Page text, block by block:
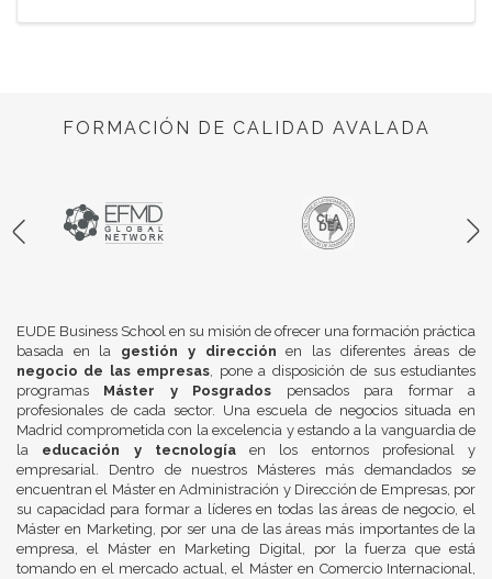
FORMACIÓN DE CALIDAD AVALADA
EUDE Business School en su misión de ofrecer una formación práctica
basada en la gestión y dirección en las diferentes áreas de
negocio de las empresas, pone a disposición de sus estudiantes
programas Máster y Posgrados pensados para formar a
profesionales de cada sector. Una escuela de negocios situada en
Madrid comprometida con la excelencia y estando a la vanguardia de
la educación y tecnologíaen los entornos profesional y
empresarial. Dentro de nuestros Másteres más demandados se
encuentran el Máster en Administración y Dirección de Empresas, por
su capacidad para formar a líderes en todas las áreas de negocio, el
Máster en Marketing, por ser una de las áreas más importantes de la
empresa, el Máster en Marketing Digital, por la fuerza que está
tomando en el mercado actual, el Máster en Comercio Internacional,